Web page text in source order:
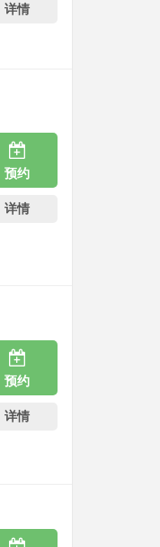
详情
预约
详情
预约
详情